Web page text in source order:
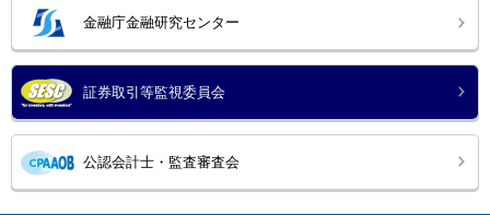
金融庁金融研究センター
証券取引等監視委員会
公認会計士・監査審査会